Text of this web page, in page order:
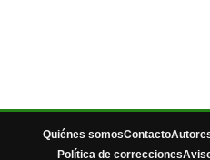
Quiénes somosContacto
Política de correcciones